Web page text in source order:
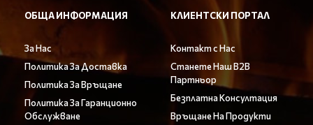
ОБЩА ИНФОРМАЦИЯ
За Нас
Политика За Доставка
Политика За Връщане
Политика За Гаранционно
Обслужване
КЛИЕНТСКИ ПОРТАЛ
Контакт с Нас
Станете Наш B2B
Партньор
Безплатна Консултация
Връщане На Продукти